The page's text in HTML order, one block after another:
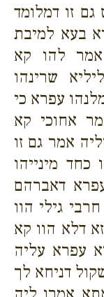
זו דמלומד
בעא למיבת
להו קא
שרינהו
עפרא כי
אחוכי קא
אמר גם זו
מינייהו
דאברהם
גילי הוו
דלא הוו קא
עפרא עליה
דניחא לך